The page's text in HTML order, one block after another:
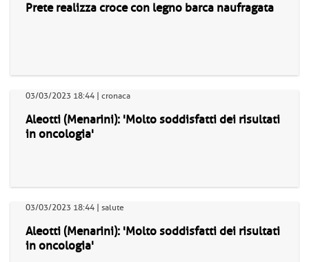
Prete realizza croce con legno barca naufragata
03/03/2023 18:44 | cronaca
Aleotti (Menarini): 'Molto soddisfatti dei risultati
in oncologia'
03/03/2023 18:44 | salute
Aleotti (Menarini): 'Molto soddisfatti dei risultati
in oncologia'